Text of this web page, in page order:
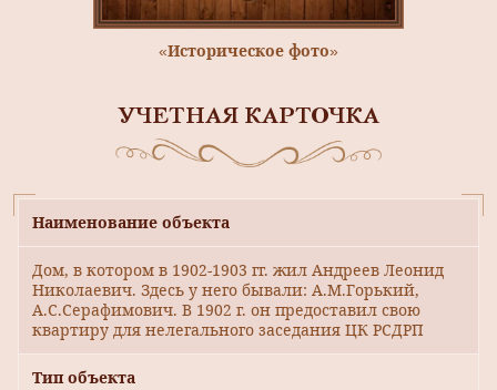
«Историческое фото»
УЧЕТНАЯ КАРТОЧКА
Наименование объекта
Дом, в котором в 1902-1903 гг. жил Андреев Леонид
Николаевич. Здесь у него бывали: А.М.Горький,
А.С.Серафимович. В 1902 г. он предоставил свою
квартиру для нелегального заседания ЦК РСДРП
Тип объекта